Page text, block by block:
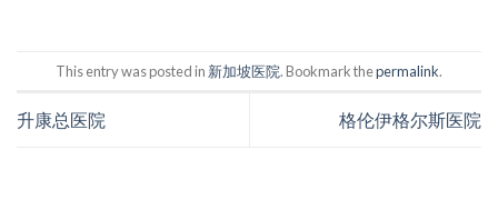
This entry was posted in 新加坡医院. Bookmark thepermalink.
升康总医院 格伦伊格尔斯医院